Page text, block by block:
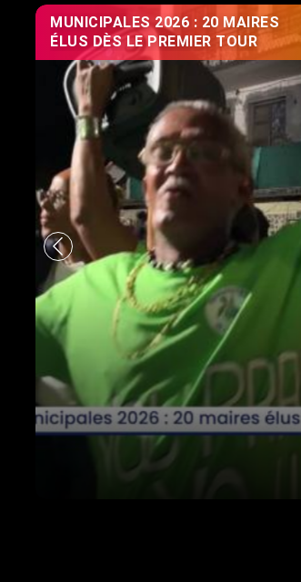
MUNICIPALES 2026 : 20 MAIRES
ÉLUS DÈS LE PREMIER TOUR